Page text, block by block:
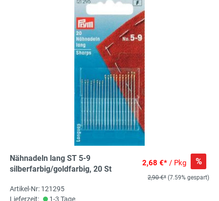
Nähnadeln lang ST 5-9
silberfarbig/goldfarbig, 20 St
2,68 €* / Pkg %
2,90 €* (7.59% gespart)
Artikel-Nr: 121295
Lieferzeit:
1-3 Tage